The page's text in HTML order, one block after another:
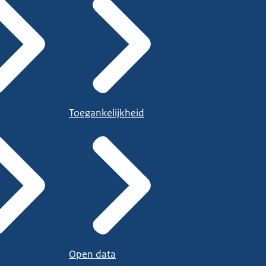
Toegankelijkheid
Open data